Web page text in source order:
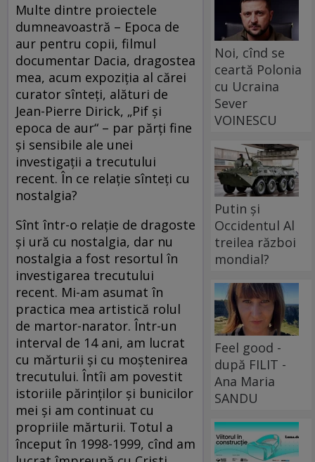
Multe dintre proiectele
dumneavoastră – Epoca de
aur pentru copii, filmul
documentar Dacia, dragostea
mea, acum expoziţia al cărei
curator sînteţi, alături de
Jean-Pierre Dirick, „Pif şi
epoca de aur“ – par părţi fine
şi sensibile ale unei
investigaţii a trecutului
recent. În ce relaţie sînteţi cu
nostalgia?
Sînt într-o relaţie de dragoste
şi ură cu nostalgia, dar nu
nostalgia a fost resortul în
investigarea trecutului
recent. Mi-am asumat în
practica mea artistică rolul
de martor-narator. Într-un
interval de 14 ani, am lucrat
cu mărturii şi cu moştenirea
trecutului. Întîi am povestit
istoriile părinţilor şi bunicilor
mei şi am continuat cu
propriile mărturii. Totul a
început în 1998-1999, cînd am
Noi, cînd se
ceartă Polonia
cu Ucraina
Sever
VOINESCU
Putin și
Occidentul Al
treilea război
mondial?
Feel good -
după FILIT -
Ana Maria
SANDU